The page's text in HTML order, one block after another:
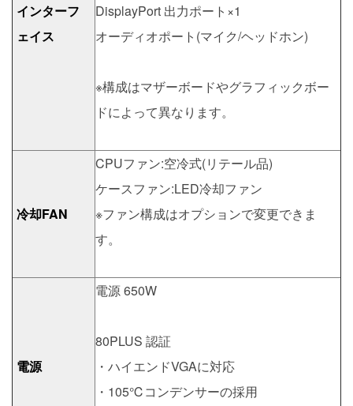
インターフ
ェイス
DisplayPort 出力ポート×1
オーディオポート(マイク/ヘッドホン)
※構成はマザーボードやグラフィックボー
ドによって異なります。
冷却FAN
CPUファン:空冷式(リテール品)
ケースファン:LED冷却ファン
※ファン構成はオプションで変更できま
す。
電源
電源 650W
80PLUS 認証
・ハイエンドVGAに対応
・105℃コンデンサーの採用